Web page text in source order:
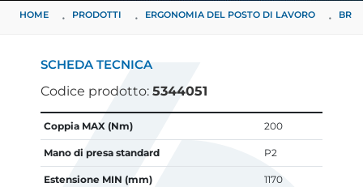
HOME PRODOTTI ERGONOMIA DEL POSTO DI LAVORO
SCHEDA TECNICA
Codice prodotto: 5344051
CARATTERISTICA
Coppia MAX (Nm) 200
Mano di presa standard P2
Estensione MIN (mm) 1170